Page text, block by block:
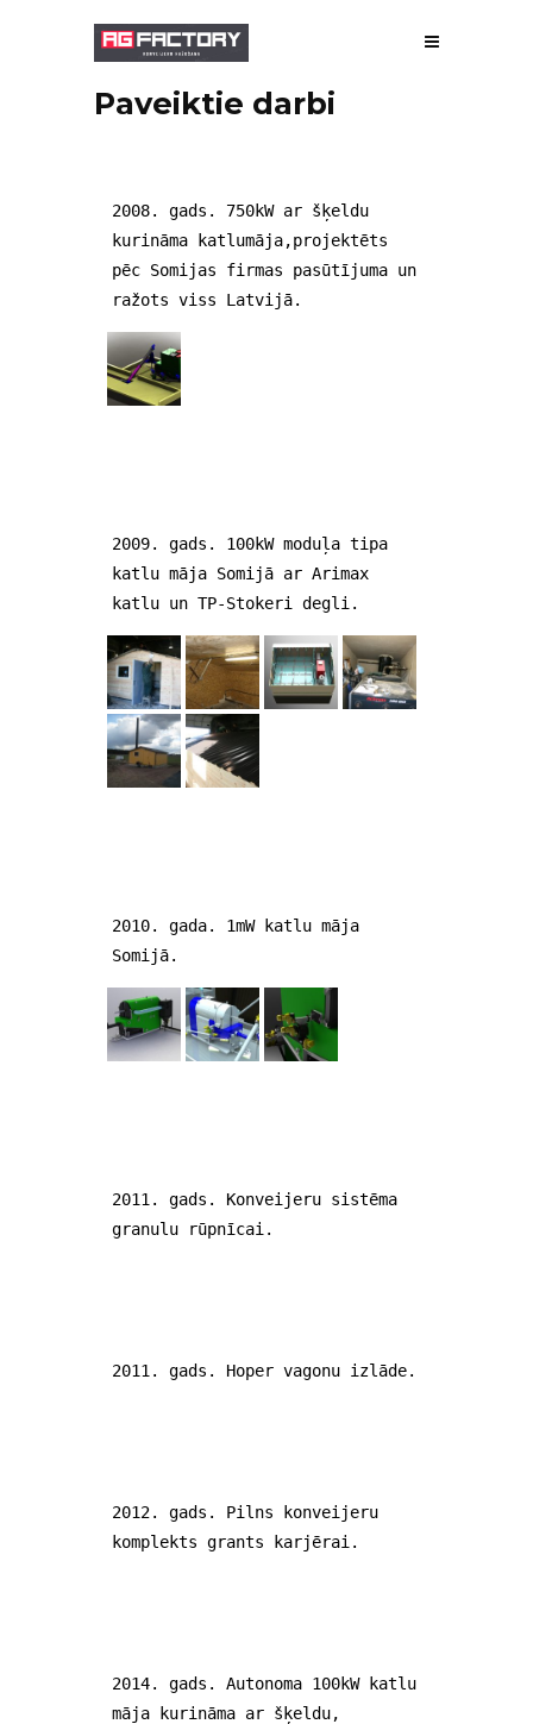
PROJEKTĒŠANA
GALERIJA
Paveiktie darbi
2008. gads. 750kW ar šķeldu
kurināma katlumāja,projektēts
pēc Somijas firmas pasūtījuma un
ražots viss Latvijā.
2009. gads. 100kW moduļa tipa
katlu māja Somijā ar Arimax
katlu un TP-Stokeri degli.
2010. gada. 1mW katlu māja
Somijā.
2011. gads. Konveijeru sistēma
granulu rūpnīcai.
2011. gads. Hoper vagonu izlāde.
2012. gads. Pilns konveijeru
komplekts grants karjērai.
2014. gads. Autonoma 100kW katlu
māja kurināma ar šķeldu,